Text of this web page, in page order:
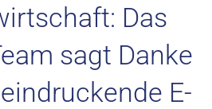
Das
sagt Danke
E-